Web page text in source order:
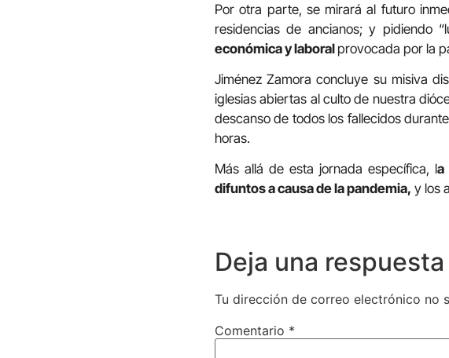
Por otra parte, se mirará al futuro
residencias de ancianos; y pidiendo
económica y laboral provocada por la
Jiménez Zamora concluye su misiva
iglesias abiertas al culto de nuestra
descanso de todos los fallecidos
horas.
Más allá de esta jornada específica, la
difuntos a causa de la pandemia, y los
Deja una respuesta
Tu dirección de correo electrónico no
Comentario *